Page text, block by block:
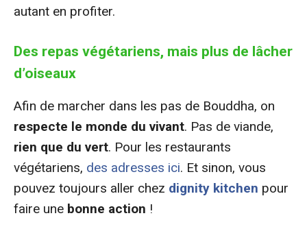
autant en profiter.
Des repas végétariens, mais plus de lâcher
d’oiseaux
Afin de marcher dans les pas de Bouddha, on
respecte le monde du vivant. Pas de viande,
rien que du vert. Pour les restaurants
végétariens, des adresses ici. Et sinon, vous
pouvez toujours aller chez dignity kitchen pour
faire une bonne action !